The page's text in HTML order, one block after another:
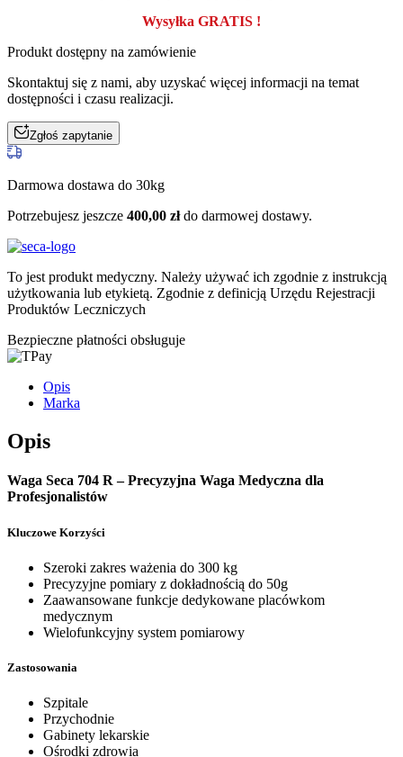
Wysyłka GRATIS !
Produkt dostępny na zamówienie
Skontaktuj się z nami, aby uzyskać więcej informacji na temat
dostępności i czasu realizacji.
Zgłoś zapytanie
Darmowa dostawa do 30kg
Potrzebujesz jeszcze 400,00 złdo darmowej dostawy.
To jest produkt medyczny. Należy używać ich zgodnie z instrukcją
użytkowania lub etykietą. Zgodnie z definicją Urzędu Rejestracji
Produktów Leczniczych
Bezpieczne płatności obsługuje
Opis
Marka
Opis
Waga Seca 704 R – Precyzyjna Waga Medyczna dla
Profesjonalistów
Kluczowe Korzyści
Szeroki zakres ważenia do 300 kg
Precyzyjne pomiary z dokładnością do 50g
Zaawansowane funkcje dedykowane placówkom
medycznym
Wielofunkcyjny system pomiarowy
Zastosowania
Szpitale
Przychodnie
Gabinety lekarskie
Ośrodki zdrowia